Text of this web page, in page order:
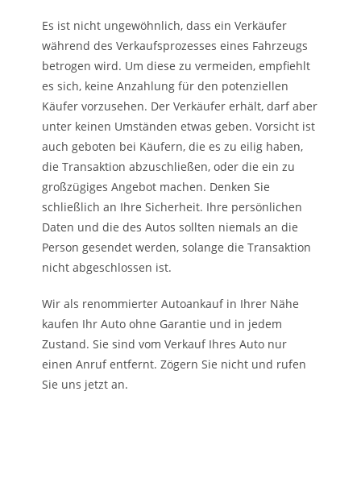
Es ist nicht ungewöhnlich, dass ein Verkäufer
während des Verkaufsprozesses eines Fahrzeugs
betrogen wird. Um diese zu vermeiden, empfiehlt
es sich, keine Anzahlung für den potenziellen
Käufer vorzusehen. Der Verkäufer erhält, darf aber
unter keinen Umständen etwas geben. Vorsicht ist
auch geboten bei Käufern, die es zu eilig haben,
die Transaktion abzuschließen, oder die ein zu
großzügiges Angebot machen. Denken Sie
schließlich an Ihre Sicherheit. Ihre persönlichen
Daten und die des Autos sollten niemals an die
Person gesendet werden, solange die Transaktion
nicht abgeschlossen ist.
Wir als renommierter Autoankauf in Ihrer Nähe
kaufen Ihr Auto ohne Garantie und in jedem
Zustand. Sie sind vom Verkauf Ihres Auto nur
einen Anruf entfernt. Zögern Sie nicht und rufen
Sie uns jetzt an.